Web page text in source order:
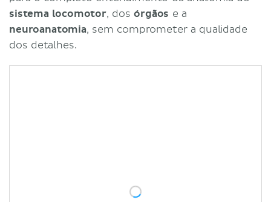
sistema locomotor, dosórgãos e a
neuroanatomia, sem comprometer a qualidade
dos detalhes.